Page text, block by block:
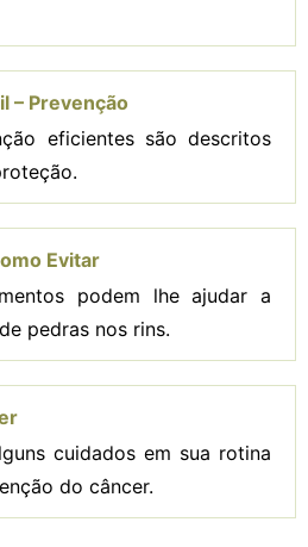
– Prevenção
eficientes são descritos
Evitar
podem lhe ajudar a
pedras nos rins.
cuidados em sua rotina
do câncer.